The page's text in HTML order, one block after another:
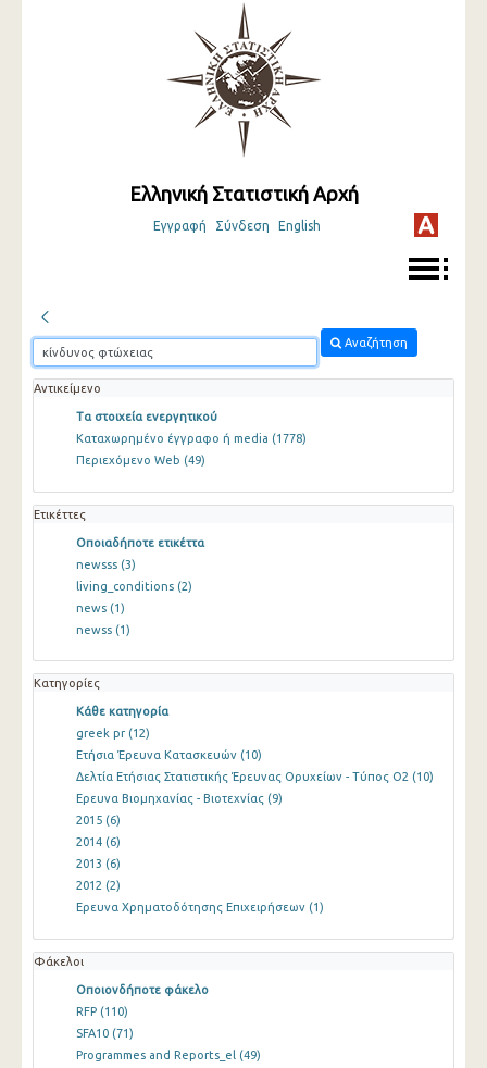
Ελληνική Στατιστική Αρχή
Εγγραφή Σύνδεση English
Αναζήτηση
Αντικείμενο
Τα στοιχεία ενεργητικού
Καταχωρημένο έγγραφο ή media (1778)
Περιεχόμενο Web (49)
Ετικέττες
Οποιαδήποτε ετικέττα
newsss (3)
living_conditions (2)
news (1)
newss (1)
Κατηγορίες
Κάθε κατηγορία
greek pr (12)
Ετήσια Έρευνα Κατασκευών (10)
Δελτία Ετήσιας Στατιστικής Έρευνας Ορυχείων - Τύπος Ο2 (10)
Ερευνα Βιομηχανίας - Βιοτεχνίας (9)
2015 (6)
2014 (6)
2013 (6)
2012 (2)
Ερευνα Χρηματοδότησης Επιχειρήσεων (1)
Φάκελοι
Οποιονδήποτε φάκελο
RFP (110)
SFA10 (71)
Programmes and Reports_el (49)